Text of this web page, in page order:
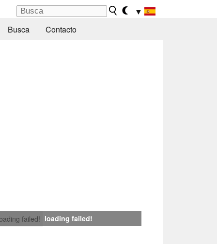
▼
Busca Contacto
failed! loading failed!